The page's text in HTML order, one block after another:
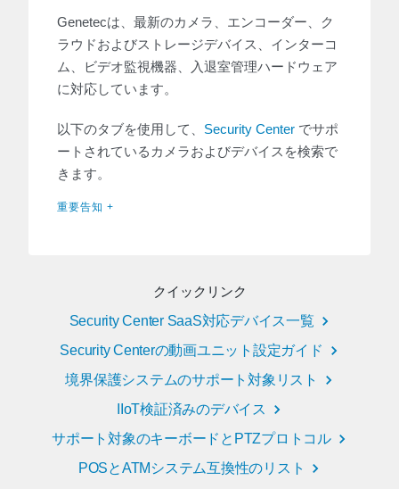
Genetecは、最新のカメラ、エンコーダー、ク
ラウドおよびストレージデバイス、インターコ
ム、ビデオ監視機器、入退室管理ハードウェア
に対応しています。
以下のタブを使用して、 Security Center でサポ
ートされているカメラおよびデバイスを検索で
きます。
重要告知 +
クイックリンク
Security Center SaaS対応デバイス一覧
Security Centerの動画ユニット設定ガイド
境界保護システムのサポート対象リスト
IIoT検証済みのデバイス
サポート対象のキーボードとPTZプロトコル
POSとATMシステム互換性のリスト